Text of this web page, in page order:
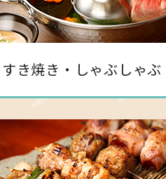
すき焼き・しゃぶしゃぶ